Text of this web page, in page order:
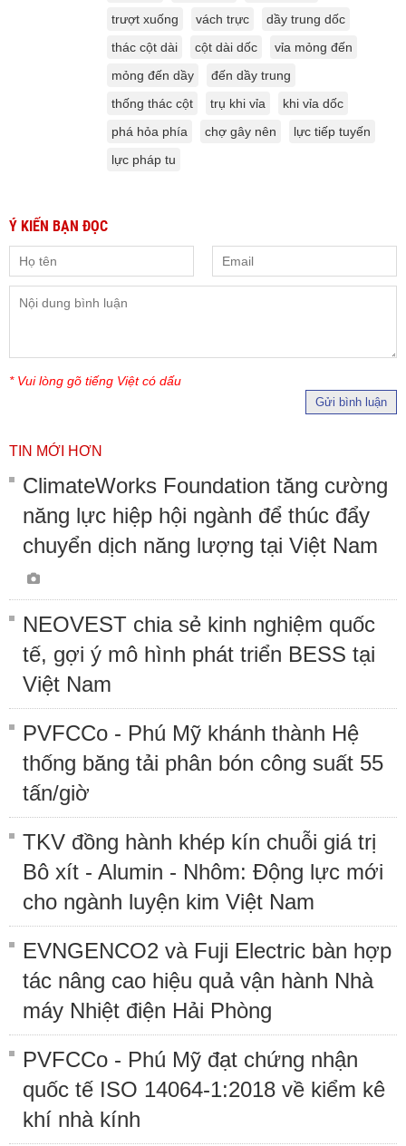
trượt xuống
vách trực
dầy trung dốc
thác cột dài
cột dài dốc
vỉa mỏng đến
mỏng đến dầy
đến dầy trung
thống thác cột
trụ khi vỉa
khi vỉa dốc
phá hỏa phía
chợ gây nên
lực tiếp tuyến
lực pháp tu
Ý KIẾN BẠN ĐỌC
* Vui lòng gõ tiếng Việt có dấu
Gửi bình luận
TIN MỚI HƠN
ClimateWorks Foundation tăng cường
năng lực hiệp hội ngành để thúc đẩy
chuyển dịch năng lượng tại Việt Nam
NEOVEST chia sẻ kinh nghiệm quốc
tế, gợi ý mô hình phát triển BESS tại
Việt Nam
PVFCCo - Phú Mỹ khánh thành Hệ
thống băng tải phân bón công suất 55
tấn/giờ
TKV đồng hành khép kín chuỗi giá trị
Bô xít - Alumin - Nhôm: Động lực mới
cho ngành luyện kim Việt Nam
EVNGENCO2 và Fuji Electric bàn hợp
tác nâng cao hiệu quả vận hành Nhà
máy Nhiệt điện Hải Phòng
PVFCCo - Phú Mỹ đạt chứng nhận
quốc tế ISO 14064-1:2018 về kiểm kê
khí nhà kính